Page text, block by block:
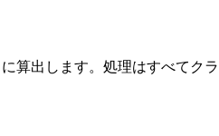
算出します。処理はすべてク